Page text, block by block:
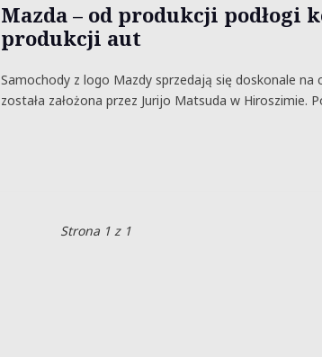
Mazda – od produkcji podłogi
produkcji aut
Samochody z logo Mazdy sprzedają się doskonale na
została założona przez Jurijo Matsuda w Hiroszimie.
Strona 1 z 1